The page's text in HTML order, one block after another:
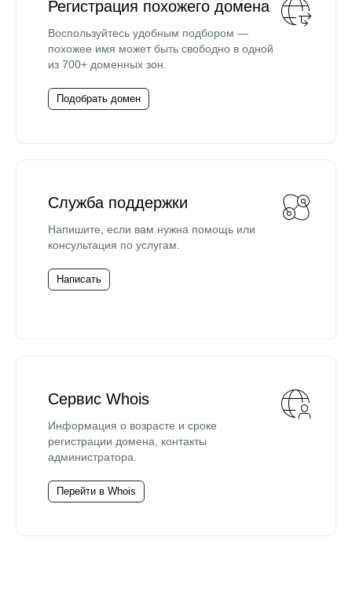
Регистрация похожего домена
Воспользуйтесь удобным подбором —
похожее имя может быть свободно в одной
из 700+ доменных зон.
Подобрать домен
Служба поддержки
Напишите, если вам нужна помощь или
консультация по услугам.
Написать
Сервис Whois
Информация о возрасте и сроке
регистрации домена, контакты
администратора.
Перейти в Whois